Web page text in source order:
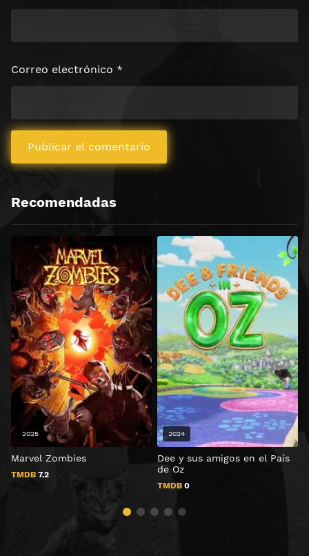
Correo electrónico *
Recomendadas
Marvel Zombies
TMDB 7.2
2025
Dee y sus amigos en el País
de Oz
TMDB 0
2024